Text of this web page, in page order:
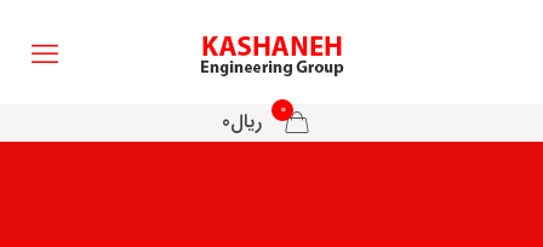
0 ریال0